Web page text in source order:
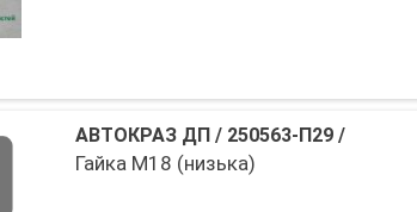
АВТОКРАЗ ДП/ 250563-П29/
Гайка М18 (низька)